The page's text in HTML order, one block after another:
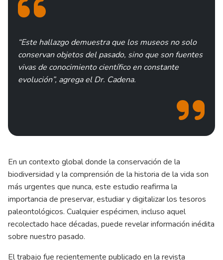
“Este hallazgo demuestra que los museos no solo
conservan objetos del pasado, sino que son fuentes
vivas de conocimiento científico en constante
evolución”, agrega el Dr. Cadena.
En un contexto global donde la conservación de la
biodiversidad y la comprensión de la historia de la vida son
más urgentes que nunca, este estudio reafirma la
importancia de preservar, estudiar y digitalizar los tesoros
paleontológicos. Cualquier espécimen, incluso aquel
recolectado hace décadas, puede revelar información inédita
sobre nuestro pasado.
El trabajo fue recientemente publicado en la revista